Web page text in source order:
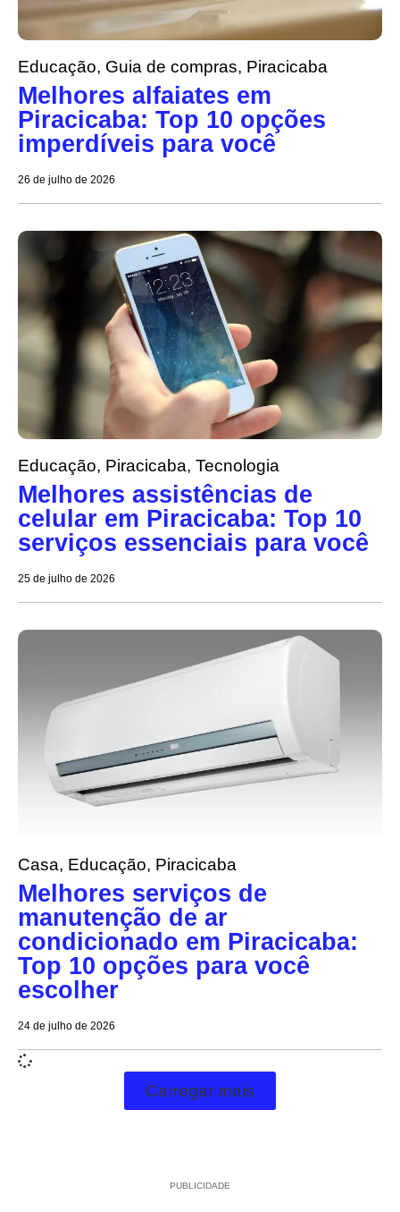
Educação, Guia de compras, Piracicaba
Melhores alfaiates em
Piracicaba: Top 10 opções
imperdíveis para você
26 de julho de 2026
Educação, Piracicaba, Tecnologia
Melhores assistências de
celular em Piracicaba: Top 10
serviços essenciais para você
25 de julho de 2026
Casa, Educação, Piracicaba
Melhores serviços de
manutenção de ar
condicionado em Piracicaba:
Top 10 opções para você
escolher
24 de julho de 2026
Carregar mais
PUBLICIDADE